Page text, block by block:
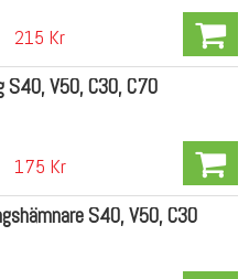
215 Kr
S40, V50, C30, C70
175 Kr
S40, V50, C30